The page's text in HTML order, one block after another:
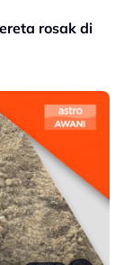
rosak di